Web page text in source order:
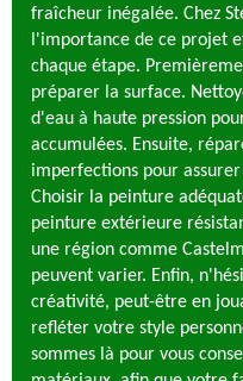
fraîcheur inégalée. Chez
l'importance de ce projet
chaque étape.
préparer la surface.
d'eau à haute pression
accumulées. Ensuite,
imperfections pour
Choisir la peinture
peinture extérieure
une région comme
peuvent varier. Enfin,
créativité, peut-être en
refléter votre style
sommes là pour vous